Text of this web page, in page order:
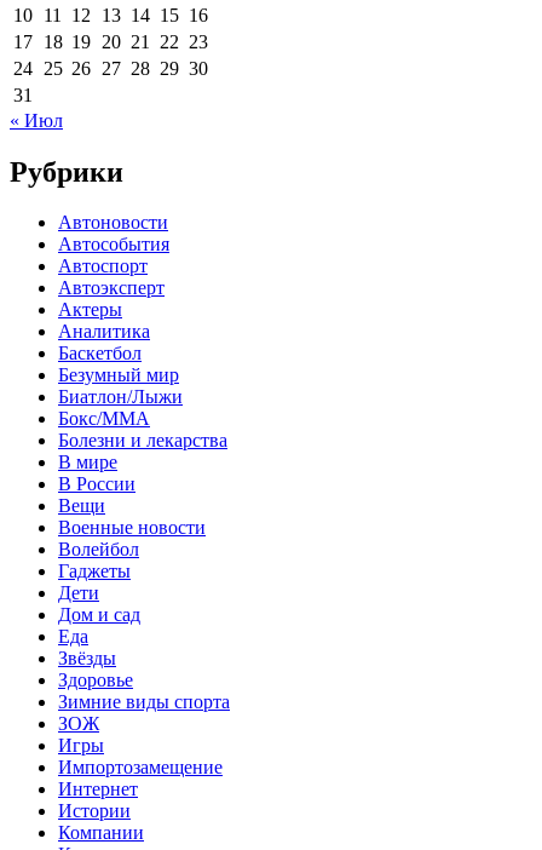
10 11 12 13 14 15 16
17 18 19 20 21 22 23
24 25 26 27 28 29 30
31
« Июл
Рубрики
Автоновости
Автособытия
Автоспорт
Автоэксперт
Актеры
Аналитика
Баскетбол
Безумный мир
Биатлон/Лыжи
Бокс/MMA
Болезни и лекарства
В мире
В России
Вещи
Военные новости
Волейбол
Гаджеты
Дети
Дом и сад
Еда
Звёзды
Здоровье
Зимние виды спорта
ЗОЖ
Игры
Импортозамещение
Интернет
Истории
Компании